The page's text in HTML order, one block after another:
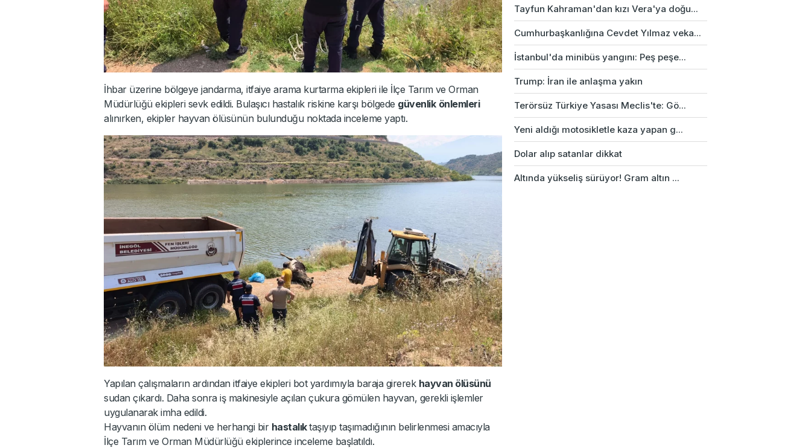
İhbar üzerine bölgeye jandarma, itfaiye arama kurtarma ekipleri ile İlçe Tarım ve Orman
Müdürlüğü ekipleri sevk edildi. Bulaşıcı hastalık riskine karşı bölgede güvenlik önlemleri
alınırken, ekipler hayvan ölüsünün bulunduğu noktada inceleme yaptı.
Yapılan çalışmaların ardından itfaiye ekipleri bot yardımıyla baraja girerek hayvan ölüsünü
sudan çıkardı. Daha sonra iş makinesiyle açılan çukura gömülen hayvan, gerekli işlemler
uygulanarak imha edildi.
Hayvanın ölüm nedeni ve herhangi bir hastalıktaşıyıp taşımadığının belirlenmesi amacıyla
İlçe Tarım ve Orman Müdürlüğü ekiplerince inceleme başlatıldı.
Tayfun Kahraman'dan kızı Vera'ya doğu...
Cumhurbaşkanlığına Cevdet Yılmaz veka...
İstanbul'da minibüs yangını: Peş peşe...
Trump: İran ile anlaşma yakın
Terörsüz Türkiye Yasası Meclis'te: Gö...
Yeni aldığı motosikletle kaza yapan g...
Dolar alıp satanlar dikkat
Altında yükseliş sürüyor! Gram altın ...